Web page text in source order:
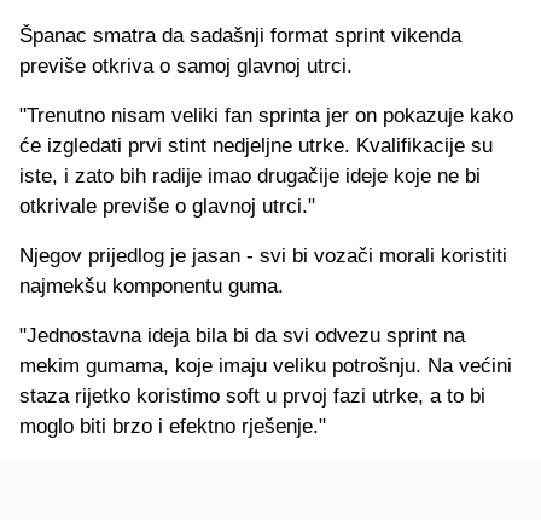
Španac smatra da sadašnji format sprint vikenda
previše otkriva o samoj glavnoj utrci.
"Trenutno nisam veliki fan sprinta jer on pokazuje kako
će izgledati prvi stint nedjeljne utrke. Kvalifikacije su
iste, i zato bih radije imao drugačije ideje koje ne bi
otkrivale previše o glavnoj utrci."
Njegov prijedlog je jasan - svi bi vozači morali koristiti
najmekšu komponentu guma.
"Jednostavna ideja bila bi da svi odvezu sprint na
mekim gumama, koje imaju veliku potrošnju. Na većini
staza rijetko koristimo soft u prvoj fazi utrke, a to bi
moglo biti brzo i efektno rješenje."